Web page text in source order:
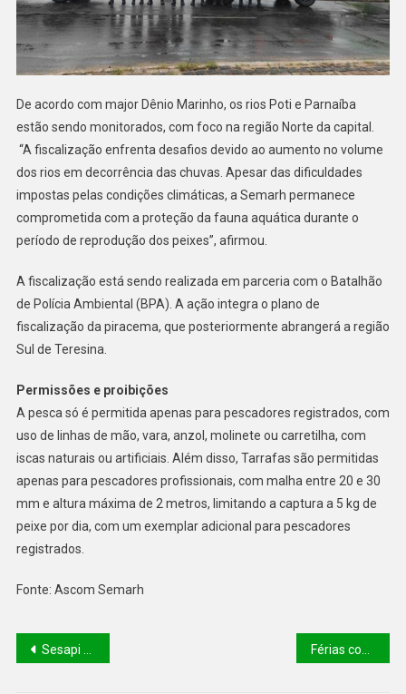
De acordo com major Dênio Marinho, os rios Poti e Parnaíba
estão sendo monitorados, com foco na região Norte da capital.
“A fiscalização enfrenta desafios devido ao aumento no volume
dos rios em decorrência das chuvas. Apesar das dificuldades
impostas pelas condições climáticas, a Semarh permanece
comprometida com a proteção da fauna aquática durante o
período de reprodução dos peixes”, afirmou.
A fiscalização está sendo realizada em parceria com o Batalhão
de Polícia Ambiental (BPA). A ação integra o plano de
fiscalização da piracema, que posteriormente abrangerá a região
Sul de Teresina.
Permissões e proibições
A pesca só é permitida apenas para pescadores registrados, com
uso de linhas de mão, vara, anzol, molinete ou carretilha, com
iscas naturais ou artificiais. Além disso, Tarrafas são permitidas
apenas para pescadores profissionais, com malha entre 20 e 30
mm e altura máxima de 2 metros, limitando a captura a 5 kg de
peixe por dia, com um exemplar adicional para pescadores
registrados.
Fonte: Ascom Semarh
Sesapi e Prefeitura de Picos instalam Comitê de Operações Emergenciais e elaboram plano de ação para enfrentar enchentes